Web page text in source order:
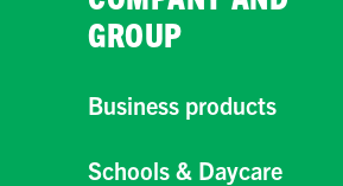
GROUP
Business products
Schools & Daycare